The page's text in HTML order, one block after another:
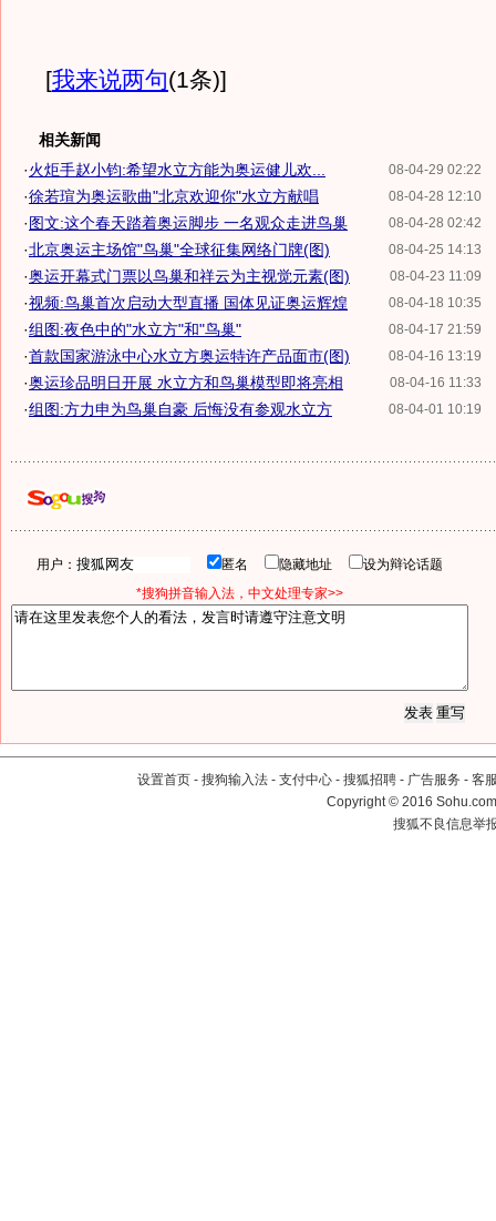
[我来说两句(1条)]
相关新闻
08-04-29 02:22
·火炬手赵小钧:希望水立方能为奥运健儿欢...
08-04-28 12:10
·徐若瑄为奥运歌曲"北京欢迎你"水立方献唱
08-04-28 02:42
·图文:这个春天踏着奥运脚步 一名观众走进鸟巢
08-04-25 14:13
·北京奥运主场馆"鸟巢"全球征集网络门牌(图)
08-04-23 11:09
·奥运开幕式门票以鸟巢和祥云为主视觉元素(图)
08-04-18 10:35
·视频:鸟巢首次启动大型直播 国体见证奥运辉煌
08-04-17 21:59
·组图:夜色中的"水立方"和"鸟巢"
08-04-16 13:19
·首款国家游泳中心水立方奥运特许产品面市(图)
08-04-16 11:33
·奥运珍品明日开展 水立方和鸟巢模型即将亮相
08-04-01 10:19
·组图:方力申为鸟巢自豪 后悔没有参观水立方
用户： 匿名 隐藏地址
设为辩论话题
*搜狗拼音输入法，中文处理专家>>
设置首页 - 搜狗输入法 - 支付中心 - 搜狐招聘 - 广告服务 - 客
Copyright©2016
搜狐不良信息举